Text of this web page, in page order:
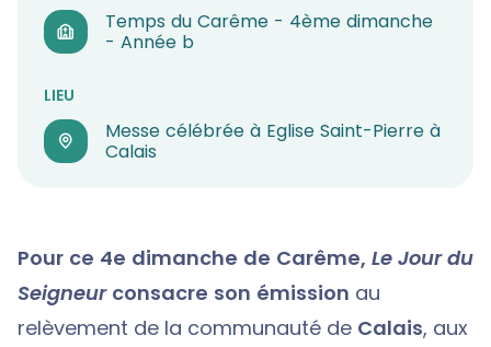
Temps du Carême - 4ème dimanche
- Année b
LIEU
Messe célébrée à Eglise Saint-Pierre à
Calais
Pour ce 4e dimanche de Carême, Le Jour du
Seigneurconsacre son émission au
relèvement de la communauté de Calais, aux